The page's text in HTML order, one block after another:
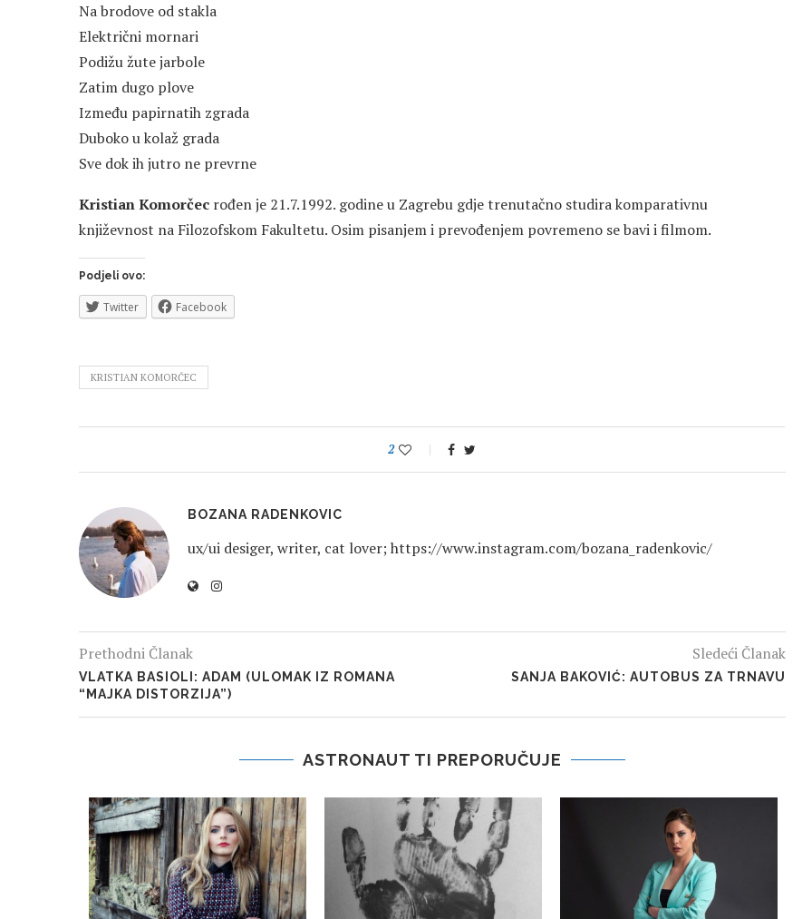
Na brodove od stakla
Električni mornari
Podižu žute jarbole
Zatim dugo plove
Između papirnatih zgrada
Duboko u kolaž grada
Sve dok ih jutro ne prevrne
Kristian Komorčec rođen je 21.7.1992. godine u Zagrebu gdje trenutačno studira komparativnu
književnost na Filozofskom Fakultetu. Osim pisanjem i prevođenjem povremeno se bavi i filmom.
Podjeli ovo:
Twitter Facebook
KRISTIAN KOMORČEC
2
BOZANA RADENKOVIC
ux/ui desiger, writer, cat lover; https://www.instagram.com/bozana_radenkovic/
Prethodni Članak
VLATKA BASIOLI: ADAM (ULOMAK IZ ROMANA
“MAJKA DISTORZIJA”)
Sledeći Članak
SANJA BAKOVIĆ: AUTOBUS ZA TRNAVU
ASTRONAUT TI PREPORUČUJE